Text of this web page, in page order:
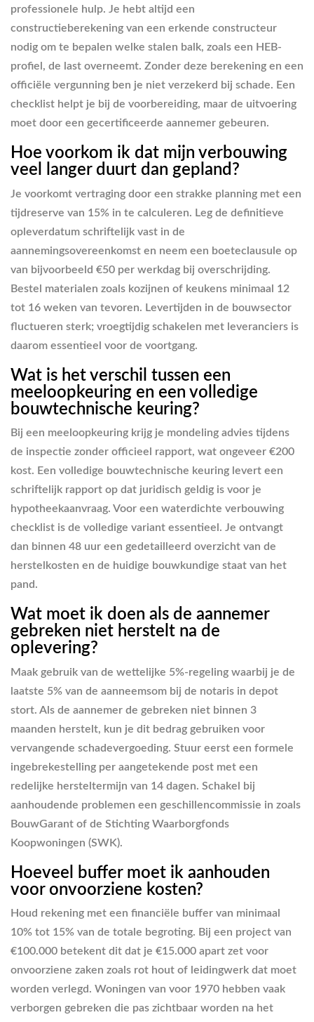
professionele hulp. Je hebt altijd een
constructieberekening van een erkende constructeur
nodig om te bepalen welke stalen balk, zoals een HEB-
profiel, de last overneemt. Zonder deze berekening en een
officiële vergunning ben je niet verzekerd bij schade. Een
checklist helpt je bij de voorbereiding, maar de uitvoering
moet door een gecertificeerde aannemer gebeuren.
Hoe voorkom ik dat mijn verbouwing
veel langer duurt dan gepland?
Je voorkomt vertraging door een strakke planning met een
tijdreserve van 15% in te calculeren. Leg de definitieve
opleverdatum schriftelijk vast in de
aannemingsovereenkomst en neem een boeteclausule op
van bijvoorbeeld €50 per werkdag bij overschrijding.
Bestel materialen zoals kozijnen of keukens minimaal 12
tot 16 weken van tevoren. Levertijden in de bouwsector
fluctueren sterk; vroegtijdig schakelen met leveranciers is
daarom essentieel voor de voortgang.
Wat is het verschil tussen een
meeloopkeuring en een volledige
bouwtechnische keuring?
Bij een meeloopkeuring krijg je mondeling advies tijdens
de inspectie zonder officieel rapport, wat ongeveer €200
kost. Een volledige bouwtechnische keuring levert een
schriftelijk rapport op dat juridisch geldig is voor je
hypotheekaanvraag. Voor een waterdichte verbouwing
checklist is de volledige variant essentieel. Je ontvangt
dan binnen 48 uur een gedetailleerd overzicht van de
herstelkosten en de huidige bouwkundige staat van het
pand.
Wat moet ik doen als de aannemer
gebreken niet herstelt na de
oplevering?
Maak gebruik van de wettelijke 5%-regeling waarbij je de
laatste 5% van de aanneemsom bij de notaris in depot
stort. Als de aannemer de gebreken niet binnen 3
maanden herstelt, kun je dit bedrag gebruiken voor
vervangende schadevergoeding. Stuur eerst een formele
ingebrekestelling per aangetekende post met een
redelijke hersteltermijn van 14 dagen. Schakel bij
aanhoudende problemen een geschillencommissie in zoals
BouwGarant of de Stichting Waarborgfonds
Koopwoningen (SWK).
Hoeveel buffer moet ik aanhouden
voor onvoorziene kosten?
Houd rekening met een financiële buffer van minimaal
10% tot 15% van de totale begroting. Bij een project van
€100.000 betekent dit dat je €15.000 apart zet voor
onvoorziene zaken zoals rot hout of leidingwerk dat moet
worden verlegd. Woningen van voor 1970 hebben vaak
verborgen gebreken die pas zichtbaar worden na het